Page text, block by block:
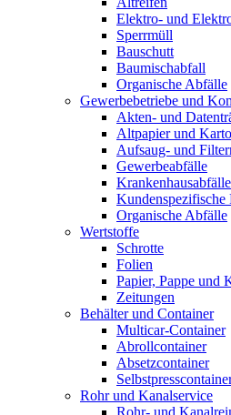
Elektro- und
Sperrmüll
Bauschutt
Baumischabfall
Organische Abfälle
Gewerbebetriebe und
Akten- und
Altpapier und
Aufsaug- und
Gewerbeabfälle
Krankenhausabfälle
Kundenspezifische
Organische Abfälle
Wertstoffe
Schrotte
Folien
Papier, Pappe und
Zeitungen
Behälter und Container
Multicar-Container
Abrollcontainer
Absetzcontainer
Rohr und Kanalservice
Rohr- und